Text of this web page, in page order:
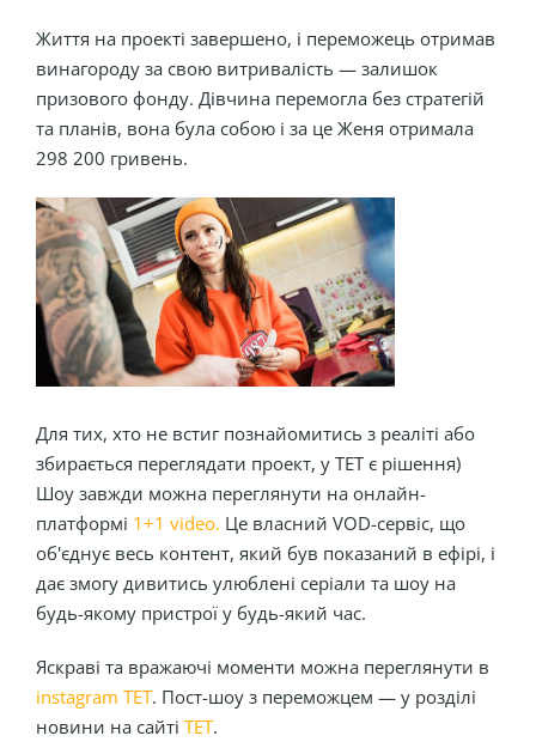
Життя на проекті завершено, і переможець отримав
винагороду за свою витривалість — залишок
призового фонду. Дівчина перемогла без стратегій
та планів, вона була собою і за це Женя отримала
298 200 гривень.
Для тих, хто не встиг познайомитись з реаліті або
збирається переглядати проект, у ТЕТ є рішення)
Шоу завжди можна переглянути на онлайн-
платформі 1+1 video. Це власний VOD-сервіс, що
об'єднує весь контент, який був показаний в ефірі, і
дає змогу дивитись улюблені серіали та шоу на
будь-якому пристрої у будь-який час.
Яскраві та вражаючі моменти можна переглянути в
instagram ТЕТ. Пост-шоу з переможцем — у розділі
новини на сайті ТЕТ.